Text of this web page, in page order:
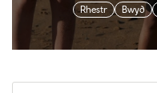
Rhestr Bwyd